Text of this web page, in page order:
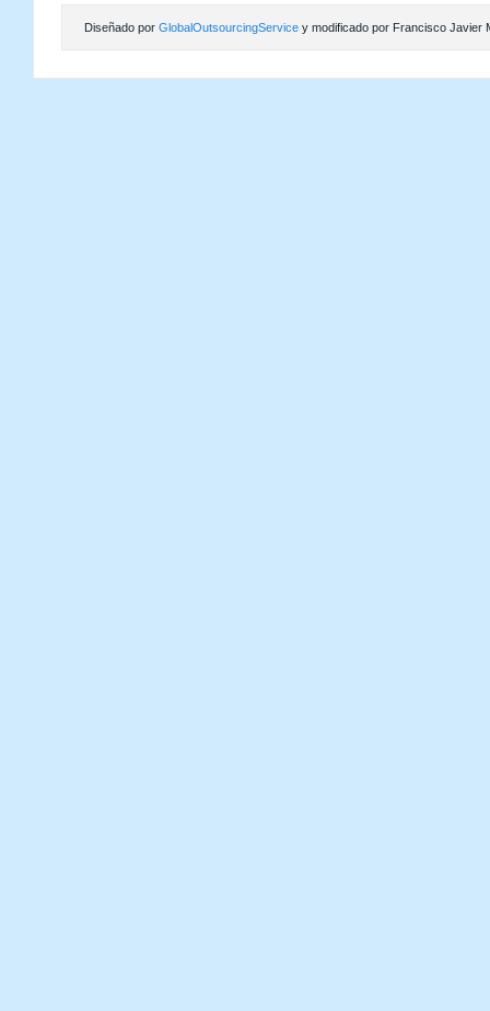
Diseñado por GlobalOutsourcingService y modificado por Francisco Javier